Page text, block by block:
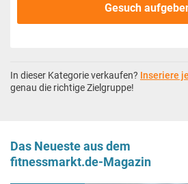
Gesuch
In dieser Kategorie verkaufen? Inseriere
genau die richtige Zielgruppe!
Das Neueste aus dem
fitnessmarkt.de-Magazin